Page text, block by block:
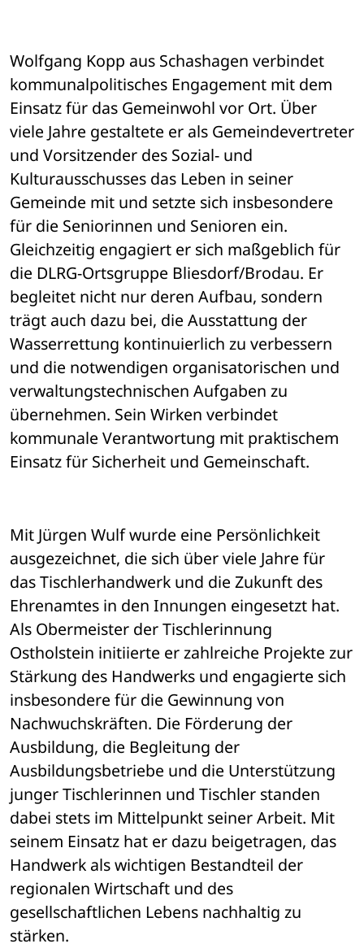
Wolfgang Kopp aus Schashagen verbindet
kommunalpolitisches Engagement mit dem
Einsatz für das Gemeinwohl vor Ort. Über
viele Jahre gestaltete er als Gemeindevertreter
und Vorsitzender des Sozial- und
Kulturausschusses das Leben in seiner
Gemeinde mit und setzte sich insbesondere
für die Seniorinnen und Senioren ein.
Gleichzeitig engagiert er sich maßgeblich für
die DLRG-Ortsgruppe Bliesdorf/Brodau. Er
begleitet nicht nur deren Aufbau, sondern
trägt auch dazu bei, die Ausstattung der
Wasserrettung kontinuierlich zu verbessern
und die notwendigen organisatorischen und
verwaltungstechnischen Aufgaben zu
übernehmen. Sein Wirken verbindet
kommunale Verantwortung mit praktischem
Einsatz für Sicherheit und Gemeinschaft.
Mit Jürgen Wulf wurde eine Persönlichkeit
ausgezeichnet, die sich über viele Jahre für
das Tischlerhandwerk und die Zukunft des
Ehrenamtes in den Innungen eingesetzt hat.
Als Obermeister der Tischlerinnung
Ostholstein initiierte er zahlreiche Projekte zur
Stärkung des Handwerks und engagierte sich
insbesondere für die Gewinnung von
Nachwuchskräften. Die Förderung der
Ausbildung, die Begleitung der
Ausbildungsbetriebe und die Unterstützung
junger Tischlerinnen und Tischler standen
dabei stets im Mittelpunkt seiner Arbeit. Mit
seinem Einsatz hat er dazu beigetragen, das
Handwerk als wichtigen Bestandteil der
regionalen Wirtschaft und des
gesellschaftlichen Lebens nachhaltig zu
stärken.